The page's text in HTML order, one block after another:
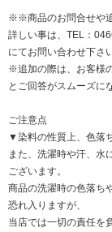
※※商品のお問合せや
詳しい事は、TEL：
にてお問い合わせ下さ
※追加の際は、お客様
とご回答がスムーズに
ご注意点
▼染料の性質上、色落
また、洗濯時や汗、水
ございます。
商品の洗濯時の色落ち
恐れ入りますが、
当店では一切の責任を